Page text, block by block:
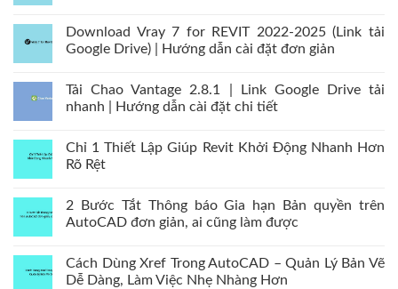
Download Vray 7 for REVIT 2022-2025 (Link tải
Google Drive) | Hướng dẫn cài đặt đơn giản
Tải Chao Vantage 2.8.1 | Link Google Drive tải
nhanh | Hướng dẫn cài đặt chi tiết
Chỉ 1 Thiết Lập Giúp Revit Khởi Động Nhanh Hơn
Rõ Rệt
2 Bước Tắt Thông báo Gia hạn Bản quyền trên
AutoCAD đơn giản, ai cũng làm được
Cách Dùng Xref Trong AutoCAD – Quản Lý Bản Vẽ
Dễ Dàng, Làm Việc Nhẹ Nhàng Hơn